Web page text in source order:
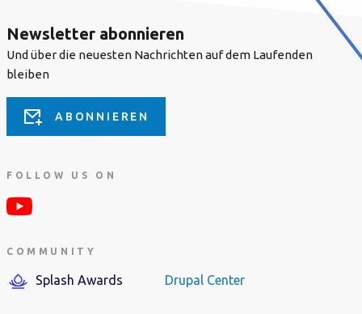
Newsletter abonnieren
Und über die neuesten Nachrichten auf dem Laufenden
bleiben
ABONNIEREN
FOLLOW US ON
COMMUNITY
Splash Awards Drupal Center